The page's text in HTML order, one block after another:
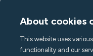
practices for property
Minut em Conselhos
About cookies
This website uses
functionality and our